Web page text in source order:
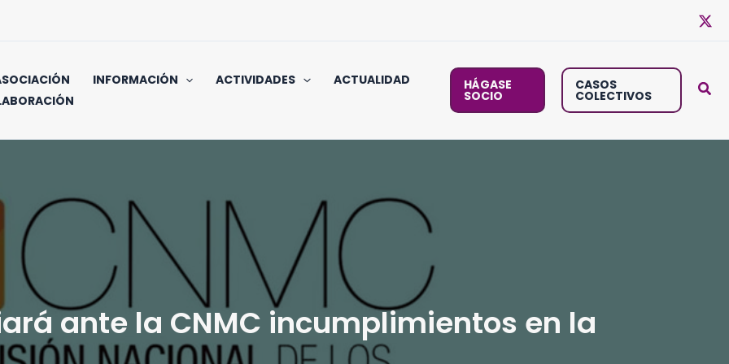
INFORMACIÓN ACTIVIDADES
ACTUALIDAD
HÁGASE
SOCIO
CASOS
COLECTIVOS
ante la CNMC incumplimientos en la